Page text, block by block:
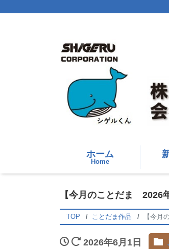
ホーム
Home
【今月のことだま
TOP ことだま作品 【今
2026年6月1日